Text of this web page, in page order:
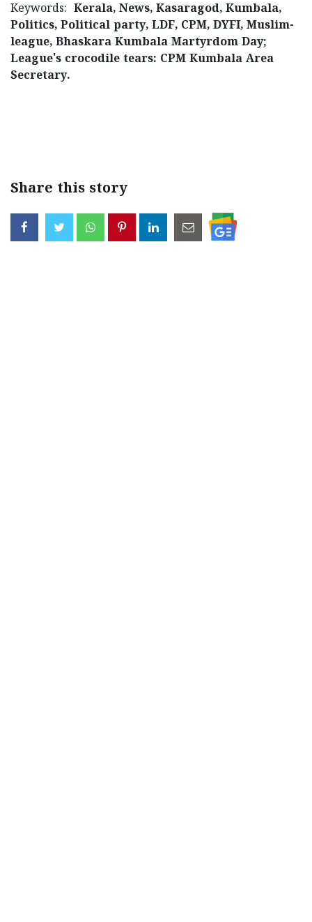
Keywords: Kerala, News, Kasaragod, Kumbala,
Politics, Political party, LDF, CPM, DYFI, Muslim-
league, Bhaskara Kumbala Martyrdom Day;
League's crocodile tears: CPM Kumbala Area
Secretary.
Share this story